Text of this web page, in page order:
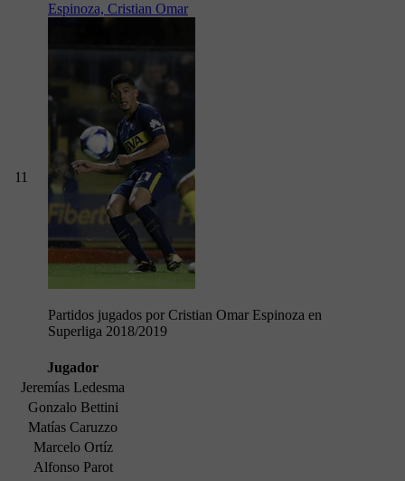
11
Espinoza, Cristian Omar
Partidos jugados por Cristian Omar Espinoza en
Superliga 2018/2019
Jugador
Jeremías Ledesma
Gonzalo Bettini
Matías Caruzzo
Marcelo Ortíz
Alfonso Parot